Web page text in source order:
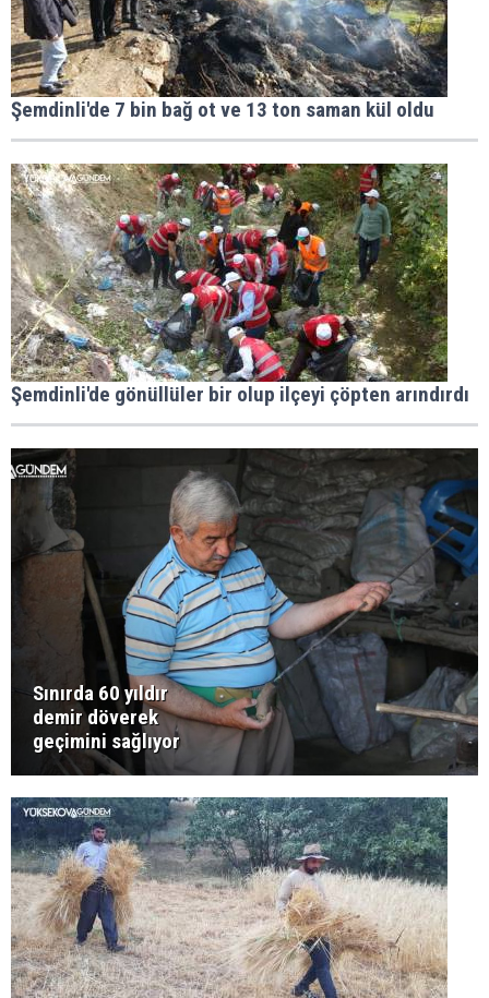
Şemdinli'de 7 bin bağ ot ve 13 ton saman kül oldu
Şemdinli'de gönüllüler bir olup ilçeyi çöpten arındırdı
Sınırda 60 yıldır
demir döverek
geçimini sağlıyor